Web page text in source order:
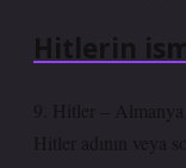
Hitlerin
9. Hitler –
Hitler adının veya